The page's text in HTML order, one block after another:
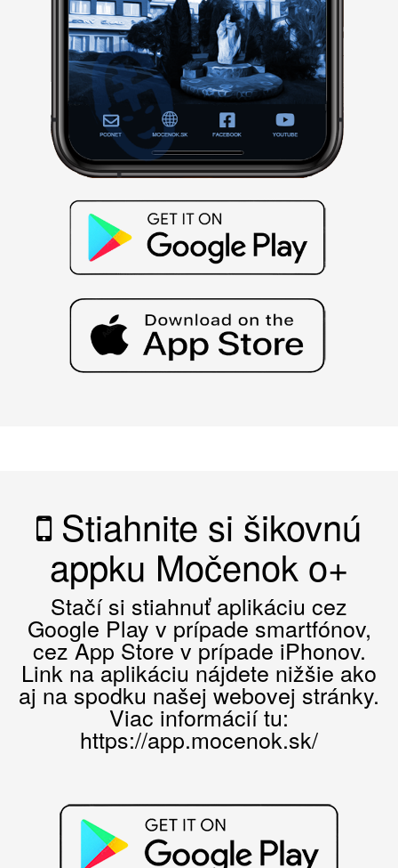
Stiahnite si šikovnú
appku Močenok o+
Stačí si stiahnuť aplikáciu cez
Google Play v prípade smartfónov,
cez App Store v prípade iPhonov.
Link na aplikáciu nájdete nižšie ako
aj na spodku našej webovej stránky.
Viac informácií tu:
https://app.mocenok.sk/